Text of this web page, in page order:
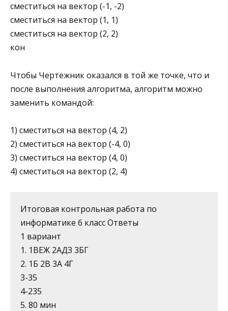
сместиться на вектор (-1, -2)
сместиться на вектор (1, 1)
сместиться на вектор (2, 2)
кон
Чтобы Чертежник оказался в той же точке, что и
по­сле выполнения алгоритма, алгоритм можно
заменить командой:
1) сместиться на вектор (4, 2)
2) сместиться на вектор (-4, 0)
3) сместиться на вектор (4, 0)
4) сместиться на вектор (2, 4)
Итоговая контрольная работа по
информатике 6 класс Ответы
1 вариант
1. 1ВЕЖ 2АДЗ 3БГ
2. 1Б 2В 3А 4Г
3-35
4-235
5. 80 мин